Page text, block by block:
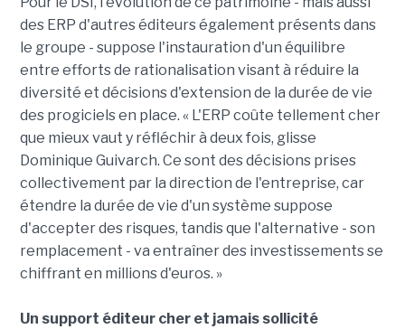
des ERP d'autres éditeurs également présents dans
le groupe - suppose l'instauration d'un équilibre
entre efforts de rationalisation visant à réduire la
diversité et décisions d'extension de la durée de vie
des progiciels en place. « L'ERP coûte tellement cher
que mieux vaut y réfléchir à deux fois, glisse
Dominique Guivarch. Ce sont des décisions prises
collectivement par la direction de l'entreprise, car
étendre la durée de vie d'un système suppose
d'accepter des risques, tandis que l'alternative - son
remplacement - va entraîner des investissements se
chiffrant en millions d'euros. »
Un support éditeur cher et jamais sollicité